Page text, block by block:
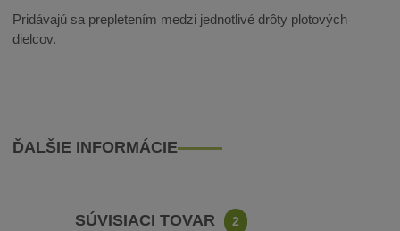
Pridávajú sa prepletením medzi jednotlivé drôty plotových
dielcov.
ĎALŠIE INFORMÁCIE
SÚVISIACI TOVAR 2